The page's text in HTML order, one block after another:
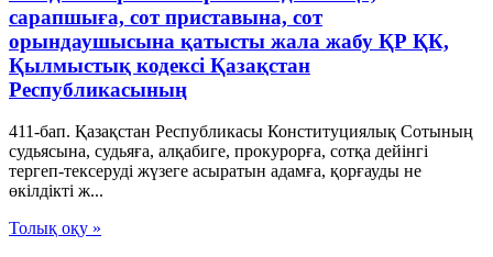
сарапшыға, сот приставына, сот
орындаушысына қатысты жала жабу ҚР ҚК,
Қылмыстық кодексi Қазақстан
Республикасының
411-бап. Қазақстан Республикасы Конституциялық Сотының
судьясына, судьяға, алқабиге, прокурорға, сотқа дейінгі
тергеп-тексеруді жүзеге асыратын адамға, қорғауды не
өкілдікті ж...
Толық оқу »